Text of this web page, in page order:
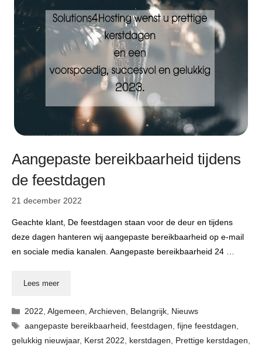
Aangepaste bereikbaarheid tijdens
de feestdagen
21 december 2022
Geachte klant, De feestdagen staan voor de deur en tijdens
deze dagen hanteren wij aangepaste bereikbaarheid op e-mail
en sociale media kanalen. Aangepaste bereikbaarheid 24 …
Lees meer
Categorieën
2022 ,Algemeen ,Archieven Belangrijk Nieuws
Tags
aangepaste bereikbaarheid ,feestdagen ,fijne feestdagen
gelukkig nieuwjaar, Kerst 2022 kerstdagen Prettige kerstdagen